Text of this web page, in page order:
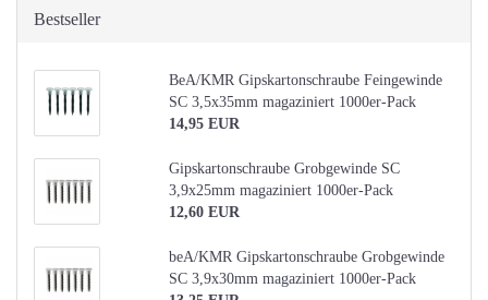
Bestseller
BeA/KMR Gipskartonschraube Feingewinde
SC 3,5x35mm magaziniert 1000er-Pack
14,95 EUR
Gipskartonschraube Grobgewinde SC
3,9x25mm magaziniert 1000er-Pack
12,60 EUR
beA/KMR Gipskartonschraube Grobgewinde
SC 3,9x30mm magaziniert 1000er-Pack